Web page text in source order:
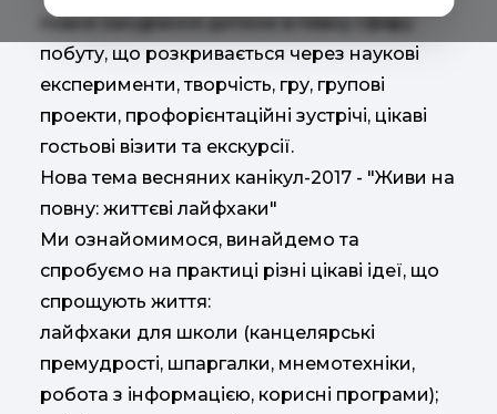
повне занурення дитини в певну сферу
побуту, що розкривається через наукові
експерименти, творчість, гру, групові
проекти, профорієнтаційні зустрічі, цікаві
гостьові візити та екскурсії.
Нова тема весняних канікул-2017 - "Живи на
повну: життєві лайфхаки"
Ми ознайомимося, винайдемо та
спробуємо на практиці різні цікаві ідеї, що
спрощують життя:
лайфхаки для школи (канцелярські
премудрості, шпаргалки, мнемотехніки,
робота з інформацією, корисні програми);